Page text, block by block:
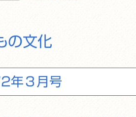
の文化
年３月号